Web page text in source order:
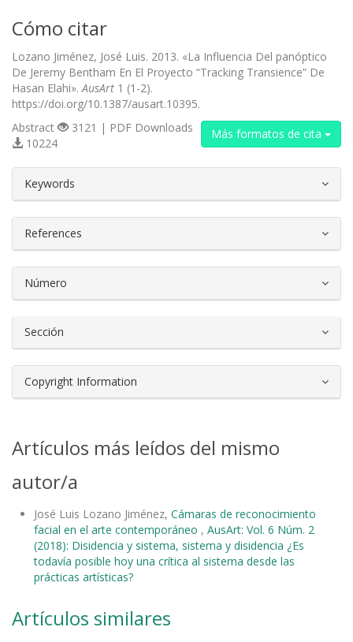
Cómo citar
Lozano Jiménez, José Luis. 2013. «La Influencia Del panóptico
De Jeremy Bentham En El Proyecto “Tracking Transience” De
Hasan Elahi».AusArt 1 (1-2).
https://doi.org/10.1387/ausart.10395.
Más formatos de cita
Abstract
3121 | PDF Downloads
10224
Keywords
References
Número
Sección
Copyright Information
Artículos más leídos del mismo
autor/a
José Luis Lozano Jiménez, Cámaras de reconocimiento
facial en el arte contemporáneo , AusArt: Vol. 6 Núm. 2
(2018): Disidencia y sistema, sistema y disidencia ¿Es
todavía posible hoy una crítica al sistema desde las
prácticas artísticas?
Artículos similares